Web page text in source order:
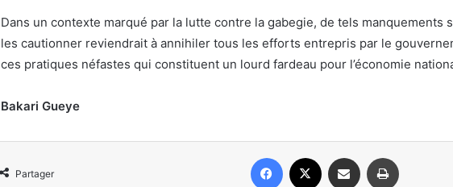
Dans un contexte marqué par la lutte contre la gabegie, de tels manquements
les cautionner reviendrait à annihiler tous les efforts entrepris par le
ces pratiques néfastes qui constituent un lourd fardeau pour l’économie
Bakari Gueye
Partager
Facebook Partager par email